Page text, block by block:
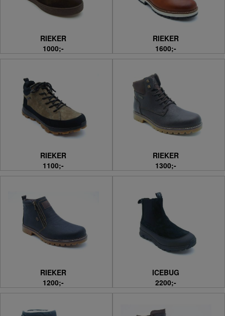
RIEKER
1000;-
RIEKER
1600;-
RIEKER
1100;-
RIEKER
1300;-
RIEKER
1200;-
ICEBUG
2200;-